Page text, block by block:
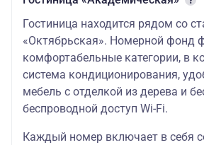
Гостиница находится рядом со
«Октябрьская». Номерной фонд
комфортабельные категории, в
система кондиционирования,
мебель с отделкой из дерева и
беспроводной доступ Wi-Fi.
Каждый номер включает в себя